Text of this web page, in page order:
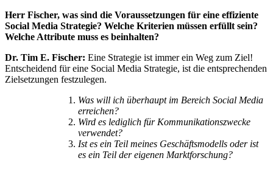
Herr Fischer, was sind die Voraussetzungen für eine effiziente
Social Media Strategie? Welche Kriterien müssen erfüllt sein?
Welche Attribute muss es beinhalten?
Dr. Tim E. Fischer: Eine Strategie ist immer ein Weg zum Ziel!
Entscheidend für eine Social Media Strategie, ist die entsprechenden
Zielsetzungen festzulegen.
Was will ich überhaupt im Bereich Social Media
erreichen?
Wird es lediglich für Kommunikationszwecke
verwendet?
Ist es ein Teil meines Geschäftsmodells oder ist
es ein Teil der eigenen Marktforschung?